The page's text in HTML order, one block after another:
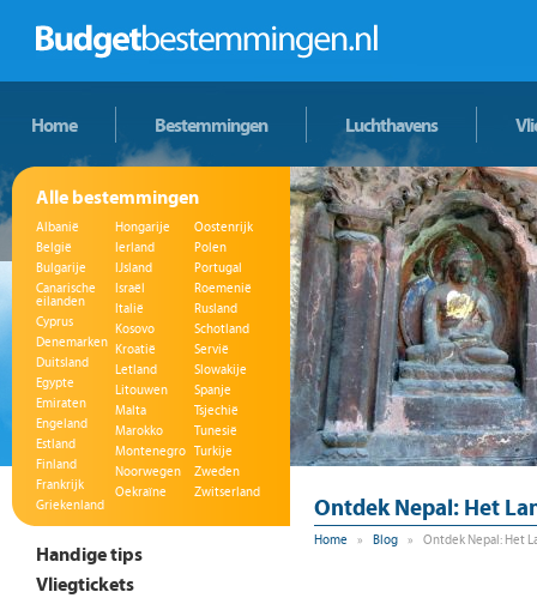
Home Bestemmingen Luchthavens
Alle bestemmingen
Albanië
België
Bulgarije
Canarische
eilanden
Cyprus
Denemarken
Duitsland
Egypte
Emiraten
Engeland
Estland
Finland
Frankrijk
Griekenland
Hongarije
Ierland
IJsland
Israël
Italië
Kosovo
Kroatië
Letland
Litouwen
Malta
Marokko
Montenegro
Noorwegen
Oekraïne
Oostenrijk
Polen
Portugal
Roemenië
Rusland
Schotland
Servië
Slowakije
Spanje
Tsjechië
Tunesië
Turkije
Zweden
Zwitserland
Handige tips
Vliegtickets
Ontdek Nepal: Het
Home » Blog » Ontdek Nepal: Het